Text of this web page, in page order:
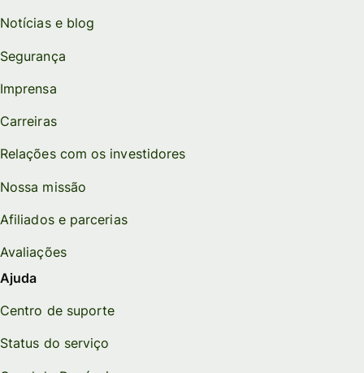
Notícias e blog
Segurança
Imprensa
Carreiras
Relações com os investidores
Nossa missão
Afiliados e parcerias
Avaliações
Ajuda
Centro de suporte
Status do serviço